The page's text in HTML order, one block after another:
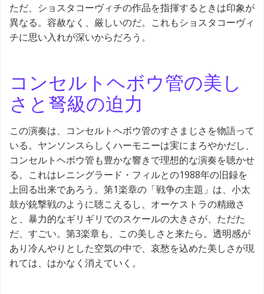
ただ、ショスタコーヴィチの作品を指揮するときは印象が
異なる。容赦なく、厳しいのだ。これもショスタコーヴィ
チに思い入れが深いからだろう。
コンセルトヘボウ管の美し
さと弩級の迫力
この演奏は、コンセルトヘボウ管のすさまじさを物語って
いる。ヤンソンスらしくハーモニーは実にまろやかだし、
コンセルトヘボウ管も豊かな響きで理想的な演奏を聴かせ
る。これはレニングラード・フィルとの1988年の旧録を
上回る出来であろう。第1楽章の「戦争の主題」は、小太
鼓が銃撃戦のように聴こえるし、オーケストラの精緻さ
と、暴力的なギリギリでのスケールの大きさが、ただた
だ、すごい。第3楽章も、この美しさと来たら。透明感が
あり冷んやりとした空気の中で、哀愁を込めた美しさが現
れては、はかなく消えていく。